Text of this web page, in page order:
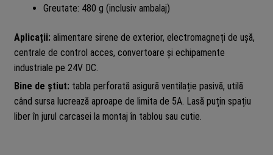
Greutate: 480 g (inclusiv ambalaj)
Aplicații:alimentare sirene de exterior, electromagneți de ușă,
centrale de control acces, convertoare și echipamente
industriale pe 24V DC.
Bine de știut:tabla perforată asigură ventilație pasivă, utilă
când sursa lucrează aproape de limita de 5A. Lasă puțin spațiu
liber în jurul carcasei la montaj în tablou sau cutie.